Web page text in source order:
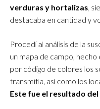
verduras y hortalizas,
destacaba en cantidad y
Procedí al análisis de la
un mapa de campo,
por código de colores los
transmitía, así como los
Este fue el resultado del